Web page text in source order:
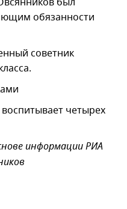
обязанности
советник
четырех
информации РИА